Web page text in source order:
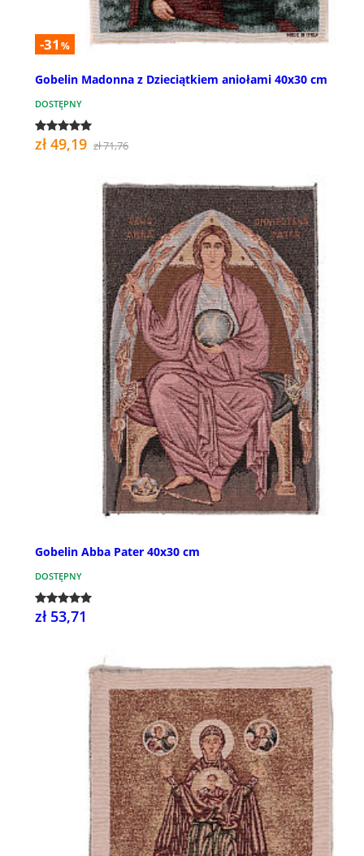
-31 %
Gobelin Madonna z Dzieciątkiem aniołami 40x30 cm
DOSTĘPNY
zł 49,19 zł 71,76
Gobelin Abba Pater 40x30 cm
DOSTĘPNY
zł 53,71